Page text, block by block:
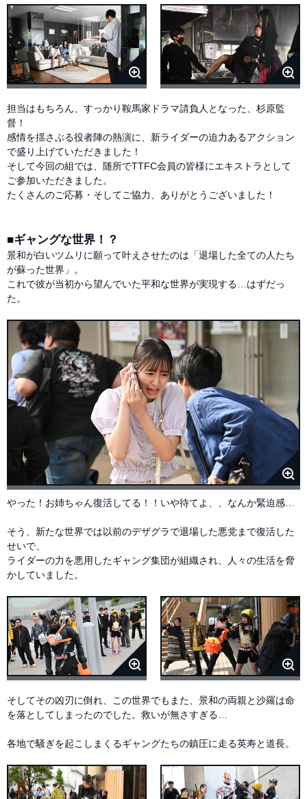
担当はもちろん、すっかり鞍馬家ドラマ請負人となった、杉原監
督！
感情を揺さぶる役者陣の熱演に、新ライダーの迫力あるアクション
で盛り上げていただきました！
そして今回の組では、随所でTTFC会員の皆様にエキストラとして
ご参加いただきました。
たくさんのご応募・そしてご協力、ありがとうございました！
■ギャングな世界！？
景和が白いツムリに願って叶えさせたのは「退場した全ての人たち
が蘇った世界」。
これで彼が当初から望んでいた平和な世界が実現する…はずだっ
た。
やった！お姉ちゃん復活してる！！いや待てよ、、なんか緊迫感…
そう、新たな世界では以前のデザグラで退場した悪党まで復活した
せいで、
ライダーの力を悪用したギャング集団が組織され、人々の生活を脅
かしていました。
そしてその凶刃に倒れ、この世界でもまた、景和の両親と沙羅は命
を落としてしまったのでした。救いが無さすぎる…
各地で騒ぎを起こしまくるギャングたちの鎮圧に走る英寿と道長。